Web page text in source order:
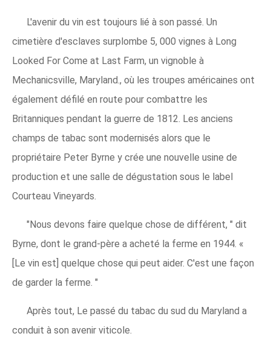
L'avenir du vin est toujours lié à son passé. Un
cimetière d'esclaves surplombe 5, 000 vignes à Long
Looked For Come at Last Farm, un vignoble à
Mechanicsville, Maryland., où les troupes américaines ont
également défilé en route pour combattre les
Britanniques pendant la guerre de 1812. Les anciens
champs de tabac sont modernisés alors que le
propriétaire Peter Byrne y crée une nouvelle usine de
production et une salle de dégustation sous le label
Courteau Vineyards.
"Nous devons faire quelque chose de différent, " dit
Byrne, dont le grand-père a acheté la ferme en 1944. «
[Le vin est] quelque chose qui peut aider. C'est une façon
de garder la ferme. "
Après tout, Le passé du tabac du sud du Maryland a
conduit à son avenir viticole.